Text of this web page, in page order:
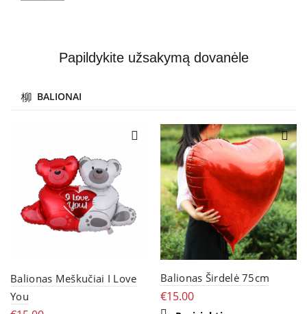
Papildykite užsakymą dovanėle
BALIONAI
Balionas Meškučiai I Love
You
Balionas Širdelė 75cm
€15.00